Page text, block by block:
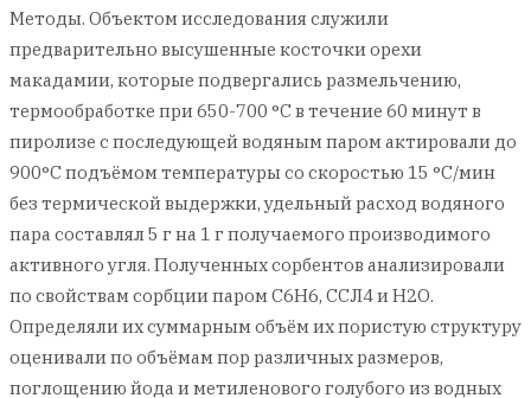
Методы. Объектом исследования служили
предварительно высушенные косточки орехи
макадамии, которые подвергались размельчению,
термообработке при 650-700 °С в течение 60 минут в
пиролизе с последующей водяным паром актировали до
900°С подъёмом температуры со скоростью 15 °С/мин
без термической выдержки, удельный расход водяного
пара составлял 5 г на 1 г получаемого производимого
активного угля. Полученных сорбентов анализировали
по свойствам сорбции паром C6H6, ССЛ4 и Н2О.
Определяли их суммарным объём их пористую структуру
оценивали по объёмам пор различных размеров,
поглощению йода и метиленового голубого из водных